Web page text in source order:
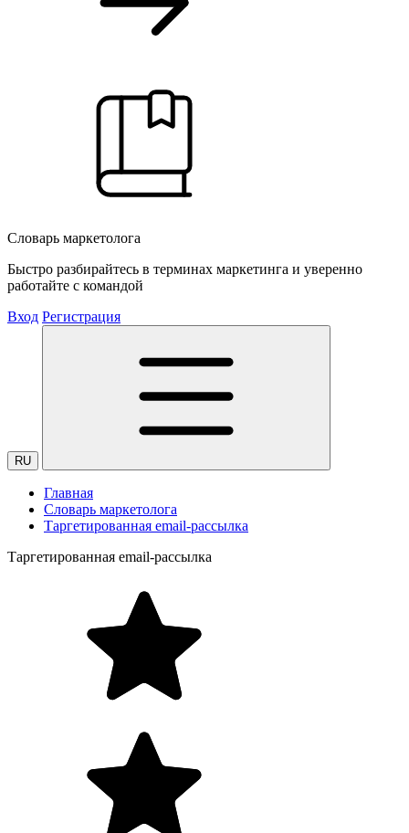
Словарь маркетолога
Быстро разбирайтесь в терминах маркетинга и уверенно
работайте с командой
Вход Регистрация
RU
Главная
Словарь маркетолога
Таргетированная email-рассылка
Таргетированная email-рассылка